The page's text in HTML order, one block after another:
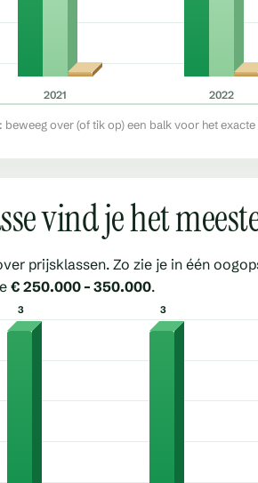
2021 2022
beweeg over (of tik op) een balk voor het
vind je het
prijsklassen. Zo zie je in één
€ 250.000 – 350.000.
3 3